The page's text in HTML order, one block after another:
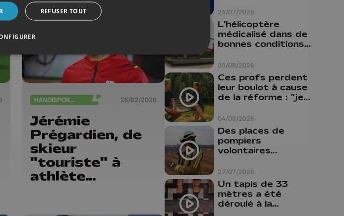
HANDISPORTS 28/02/2026
Jérémie
Prégardien, de
skieur
"touriste" à
athlète
24/07/2026
05/08/2026
L'hélicoptère
médicalisé dans de
bonnes conditions à
04/08/2026
Ces profs perdent
leur boulot à cause
de la réforme : "je
comme prof que
comme
pharmacienne"
27/07/2026
Des places de
pompiers
volontaires
province de Liège :
"Un citoyen qui
n'est formé ne
peut pas nous
aider"
Un tapis de 33
mètres a été
déroulé à la
REFUSER TOUT